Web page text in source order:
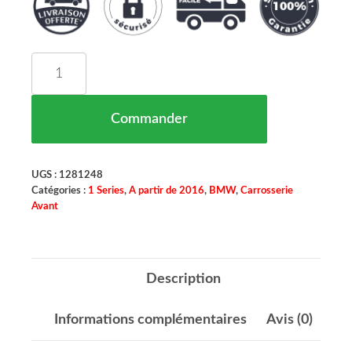
Commander
UGS : 1281248
Catégories : 1 Series, A partir de 2016, BMW, Carrosserie
Avant
Description
Informations complémentaires Avis (0)